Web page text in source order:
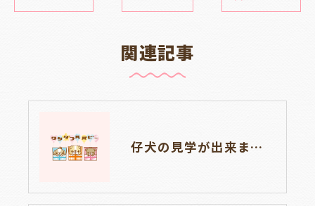
関連記事
仔犬の見学が出来ます🐶岐阜県養老町のブリーダーワンダフルパピーです。